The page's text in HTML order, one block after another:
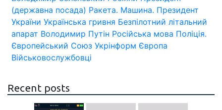
(державна посада) Ракета. Машина. Президент
України Українська гривня Безпілотний літальний
апарат Володимир Путін Російська мова Поліція.
Європейський Союз Укрінформ Європа
Військовослужбовці
Recent posts